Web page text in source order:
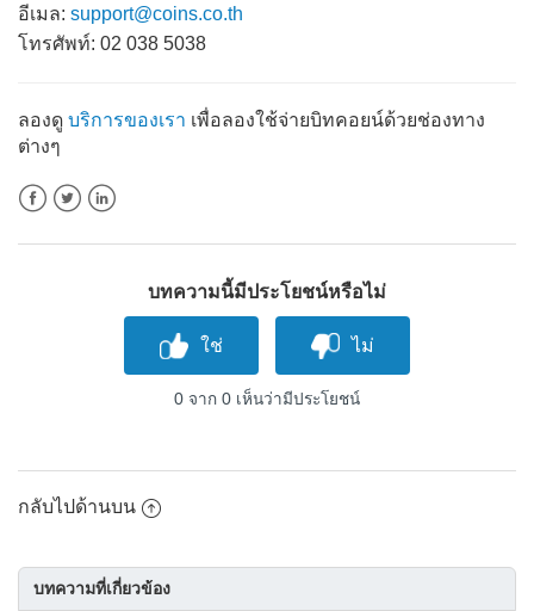
อีเมล: support@coins.co.th
โทรศัพท์: 02 038 5038
ลองดู บริการของเรา เพื่อลองใช้จ่ายบิทคอยน์ด้วยช่องทาง
ต่างๆ
บทความนี้มีประโยชน์หรือไม่
0 จาก 0 เห็นว่ามีประโยชน์
กลับไปด้านบน
บทความที่เกี่ยวข้อง